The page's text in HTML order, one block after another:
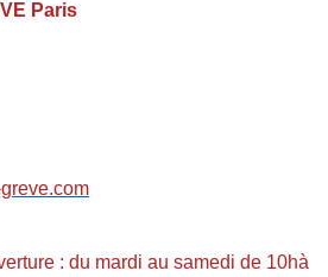
Paris
: du mardi au samedi de 10hà